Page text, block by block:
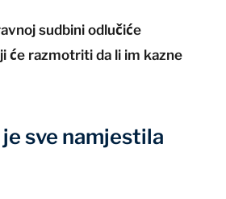
sudbini odlučiće
će razmotriti da li im kazne
sve namjestila